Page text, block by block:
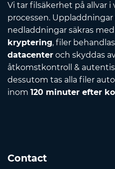
Vi tar filsäkerhet på allvar i
processen. Uppladdningar
nedladdningar säkras med
kryptering, filer
datacenter och skyddas
åtkomstkontroll &
dessutom tas alla filer
inom 120 minuter efter
Contact